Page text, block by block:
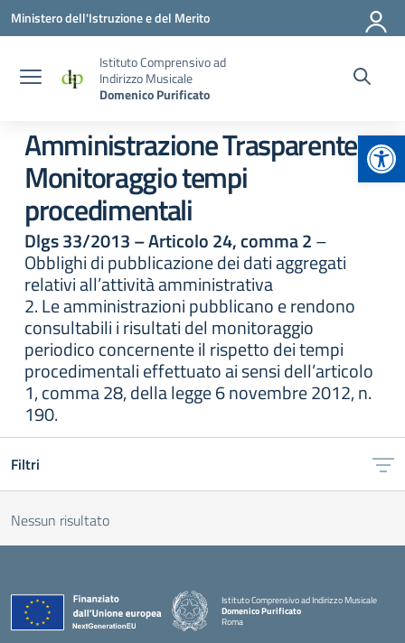
Vai ai contenuti
Vai al menu di navigazione
Vai al footer
Ministero dell'Istruzione e del Merito
Istituto Comprensivo ad
Indirizzo Musicale
Domenico Purificato
Amministrazione Trasparente:
Monitoraggio tempi
procedimentali
Dlgs 33/2013 – Articolo 24, comma 2–
Obblighi di pubblicazione dei dati aggregati
relativi all’attività amministrativa
2. Le amministrazioni pubblicano e rendono
consultabili i risultati del monitoraggio
periodico concernente il rispetto dei tempi
procedimentali effettuato ai sensi dell’articolo
1, comma 28, della legge 6 novembre 2012, n.
190.
Filtri
Nessun risultato
Istituto Comprensivo ad Indirizzo Musicale
Domenico Purificato
Roma